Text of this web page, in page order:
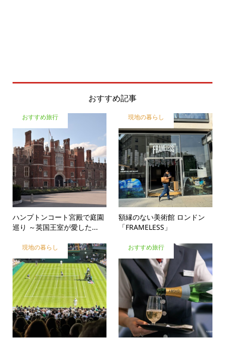
おすすめ記事
おすすめ旅行
ハンプトンコート宮殿で庭園
巡り ～英国王室が愛した...
現地の暮らし
額縁のない美術館 ロンドン
「FRAMELESS」
現地の暮らし おすすめ旅行